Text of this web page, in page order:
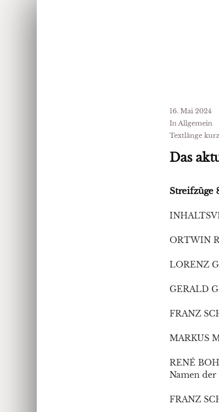
16. Mai 2024
In Allgemein
Textlänge kurz
Das
Streifzüge
ORTWIN
LORENZ
GERALD
FRANZ
MARKUS
RENÉ
Namen der
FRANZ